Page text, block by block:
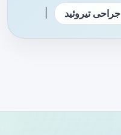
جراحی تیروئید